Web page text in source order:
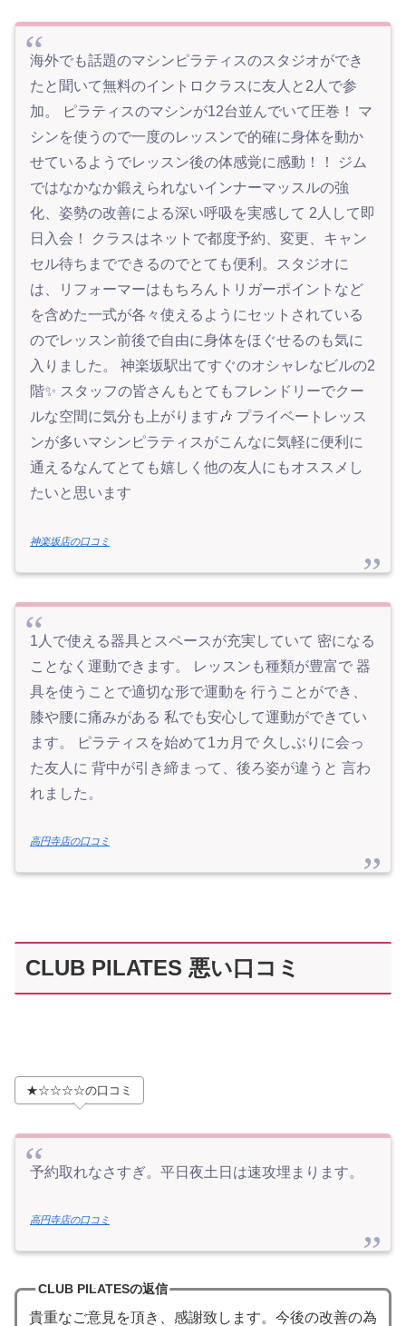
海外でも話題のマシンピラティスのスタジオができ
たと聞いて無料のイントロクラスに友人と2人で参
加。 ピラティスのマシンが12台並んでいて圧巻！ マ
シンを使うので一度のレッスンで的確に身体を動か
せているようでレッスン後の体感覚に感動！！ ジム
ではなかなか鍛えられないインナーマッスルの強
化、姿勢の改善による深い呼吸を実感して 2人して即
日入会！ クラスはネットで都度予約、変更、キャン
セル待ちまでできるのでとても便利。スタジオに
は、リフォーマーはもちろんトリガーポイントなど
を含めた一式が各々使えるようにセットされている
のでレッスン前後で自由に身体をほぐせるのも気に
入りました。 神楽坂駅出てすぐのオシャレなビルの2
階✨ スタッフの皆さんもとてもフレンドリーでクー
ルな空間に気分も上がります🎶 プライベートレッス
ンが多いマシンピラティスがこんなに気軽に便利に
通えるなんてとても嬉しく他の友人にもオススメし
たいと思います
神楽坂店の口コミ
1人で使える器具とスペースが充実していて 密になる
ことなく運動できます。 レッスンも種類が豊富で 器
具を使うことで適切な形で運動を 行うことができ、
膝や腰に痛みがある 私でも安心して運動ができてい
ます。 ピラティスを始めて1カ月で 久しぶりに会っ
た友人に 背中が引き締まって、後ろ姿が違うと 言わ
れました。
高円寺店の口コミ
CLUB PILATES 悪い口コミ
★☆☆☆☆の口コミ
予約取れなさすぎ。平日夜土日は速攻埋まります。
高円寺店の口コミ
CLUB PILATESの返信
貴重なご意見を頂き、感謝致します。今後の改善の為